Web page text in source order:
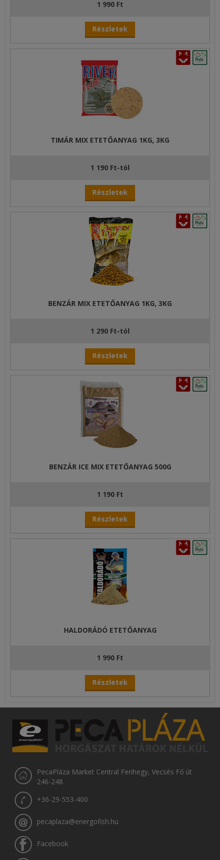
1 990 Ft
Részletek
TIMÁR MIX ETETŐANYAG 1KG, 3KG
1 190 Ft-tól
Részletek
BENZÁR MIX ETETŐANYAG 1KG, 3KG
1 290 Ft-tól
Részletek
BENZÁR ICE MIX ETETŐANYAG 500G
1 190 Ft
Részletek
HALDORÁDÓ ETETŐANYAG
1 990 Ft
Részletek
PecaPláza Market Central Ferihegy, Vecsés Fő út
246-248.
+36-29-553-400
pecaplaza@energofish.hu
Facebook